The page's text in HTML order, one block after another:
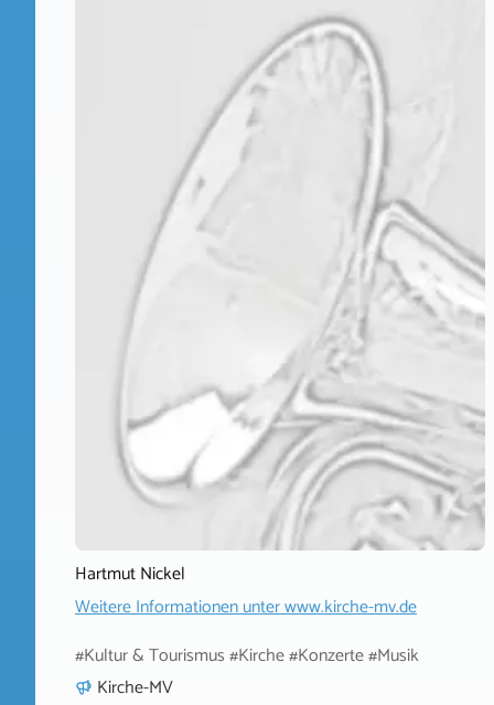
Hartmut Nickel
Weitere Informationen unterwww.kirche-mv.de
#Kultur & Tourismus #Kirche #Konzerte #Musik
Kirche-MV